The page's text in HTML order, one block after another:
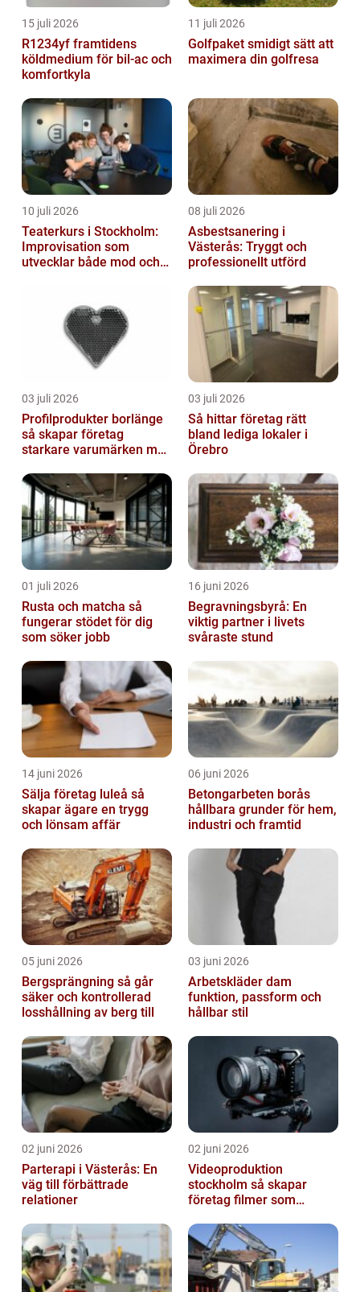
15 juli 2026
R1234yf framtidens
köldmedium för bil-ac och
komfortkyla
11 juli 2026
Golfpaket smidigt sätt att
maximera din golfresa
10 juli 2026
Teaterkurs i Stockholm:
Improvisation som
utvecklar både mod och
08 juli 2026
Asbestsanering i
Västerås: Tryggt och
professionellt utförd
03 juli 2026
Profilprodukter borlänge
så skapar företag
starkare varumärken med
03 juli 2026
Så hittar företag rätt
bland lediga lokaler i
Örebro
01 juli 2026
Rusta och matcha så
fungerar stödet för dig
som söker jobb
16 juni 2026
Begravningsbyrå: En
viktig partner i livets
svåraste stund
14 juni 2026
Sälja företag luleå så
skapar ägare en trygg
och lönsam affär
06 juni 2026
Betongarbeten borås
hållbara grunder för hem,
industri och framtid
05 juni 2026
Bergsprängning så går
säker och kontrollerad
losshållning av berg till
03 juni 2026
Arbetskläder dam
funktion, passform och
hållbar stil
02 juni 2026
Parterapi i Västerås: En
väg till förbättrade
relationer
02 juni 2026
Videoproduktion
stockholm så skapar
företag filmer som